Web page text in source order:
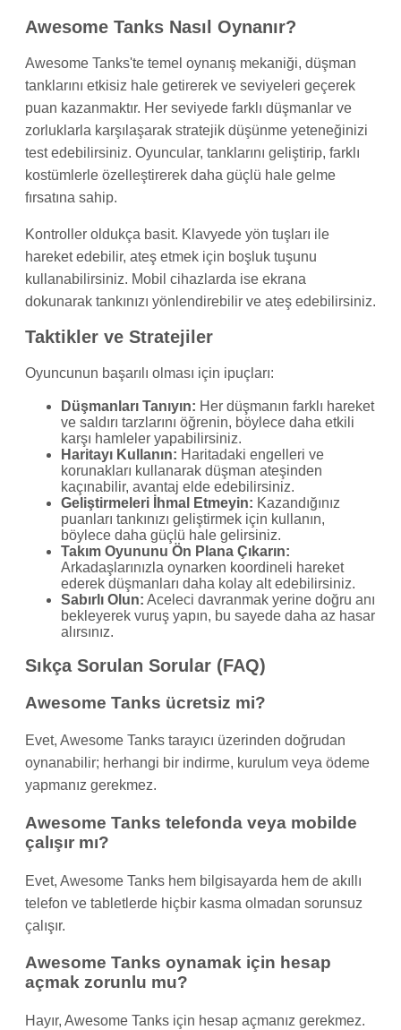
Awesome Tanks Nasıl Oynanır?
Awesome Tanks'te temel oynanış mekaniği, düşman
tanklarını etkisiz hale getirerek ve seviyeleri geçerek
puan kazanmaktır. Her seviyede farklı düşmanlar ve
zorluklarla karşılaşarak stratejik düşünme yeteneğinizi
test edebilirsiniz. Oyuncular, tanklarını geliştirip, farklı
kostümlerle özelleştirerek daha güçlü hale gelme
fırsatına sahip.
Kontroller oldukça basit. Klavyede yön tuşları ile
hareket edebilir, ateş etmek için boşluk tuşunu
kullanabilirsiniz. Mobil cihazlarda ise ekrana
dokunarak tankınızı yönlendirebilir ve ateş edebilirsiniz.
Taktikler ve Stratejiler
Oyuncunun başarılı olması için ipuçları:
Düşmanları Tanıyın: Her düşmanın farklı hareket
ve saldırı tarzlarını öğrenin, böylece daha etkili
karşı hamleler yapabilirsiniz.
Haritayı Kullanın: Haritadaki engelleri ve
korunakları kullanarak düşman ateşinden
kaçınabilir, avantaj elde edebilirsiniz.
Geliştirmeleri İhmal Etmeyin: Kazandığınız
puanları tankınızı geliştirmek için kullanın,
böylece daha güçlü hale gelirsiniz.
Takım Oyununu Ön Plana Çıkarın:
Arkadaşlarınızla oynarken koordineli hareket
ederek düşmanları daha kolay alt edebilirsiniz.
Sabırlı Olun: Aceleci davranmak yerine doğru anı
bekleyerek vuruş yapın, bu sayede daha az hasar
alırsınız.
Sıkça Sorulan Sorular (FAQ)
Awesome Tanks ücretsiz mi?
Evet, Awesome Tanks tarayıcı üzerinden doğrudan
oynanabilir; herhangi bir indirme, kurulum veya ödeme
yapmanız gerekmez.
Awesome Tanks telefonda veya mobilde
çalışır mı?
Evet, Awesome Tanks hem bilgisayarda hem de akıllı
telefon ve tabletlerde hiçbir kasma olmadan sorunsuz
çalışır.
Awesome Tanks oynamak için hesap
açmak zorunlu mu?
Hayır, Awesome Tanks için hesap açmanız gerekmez.